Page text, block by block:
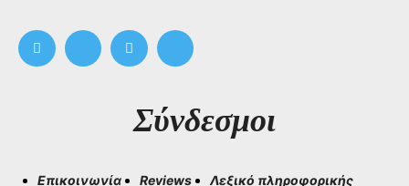
Σύνδεσμοι
Επικοινωνία Reviews Λεξικό πληροφορικής